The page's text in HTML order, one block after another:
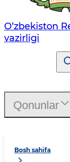
O‘zbekiston
vazirligi
Bosh sahifa
Qonunlar